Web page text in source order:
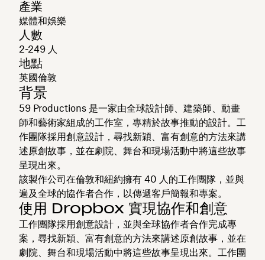
產業
媒體和娛樂
人數
2-249 人
地點
英國倫敦
背景
59 Productions 是一家由全球設計師、建築師、動畫
師和藝術家組成的工作室，專精於故事推動的設計。工
作團隊採用創意設計，尋找新穎、富有創意的方法來講
述原創故事，並在劇院、舞台和現場活動中將這些故事
呈現出來。
該製作公司在倫敦和紐約擁有 40 人的工作團隊，並與
遍及全球的協作者合作，以傳遞客戶簡報和專案。
使用 Dropbox 實現協作和創意
工作團隊採用創意設計，並與全球協作者合作完成專
案，尋找新穎、富有創意的方法來講述原創故事，並在
劇院、舞台和現場活動中將這些故事呈現出來。工作團